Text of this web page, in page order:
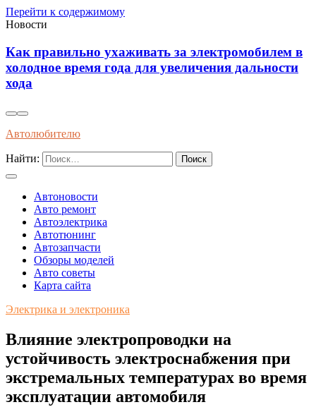
Перейти к содержимому
Новости
в
дальности
Современные методы
профилактики износа
Автолюбителю
Найти:
Автоновости
Авто ремонт
Автоэлектрика
Автотюнинг
Автозапчасти
Обзоры моделей
Авто советы
Карта сайта
Электрика и электроника
Влияние электропроводки на
устойчивость электроснабжения при
экстремальных температурах во время
эксплуатации автомобиля